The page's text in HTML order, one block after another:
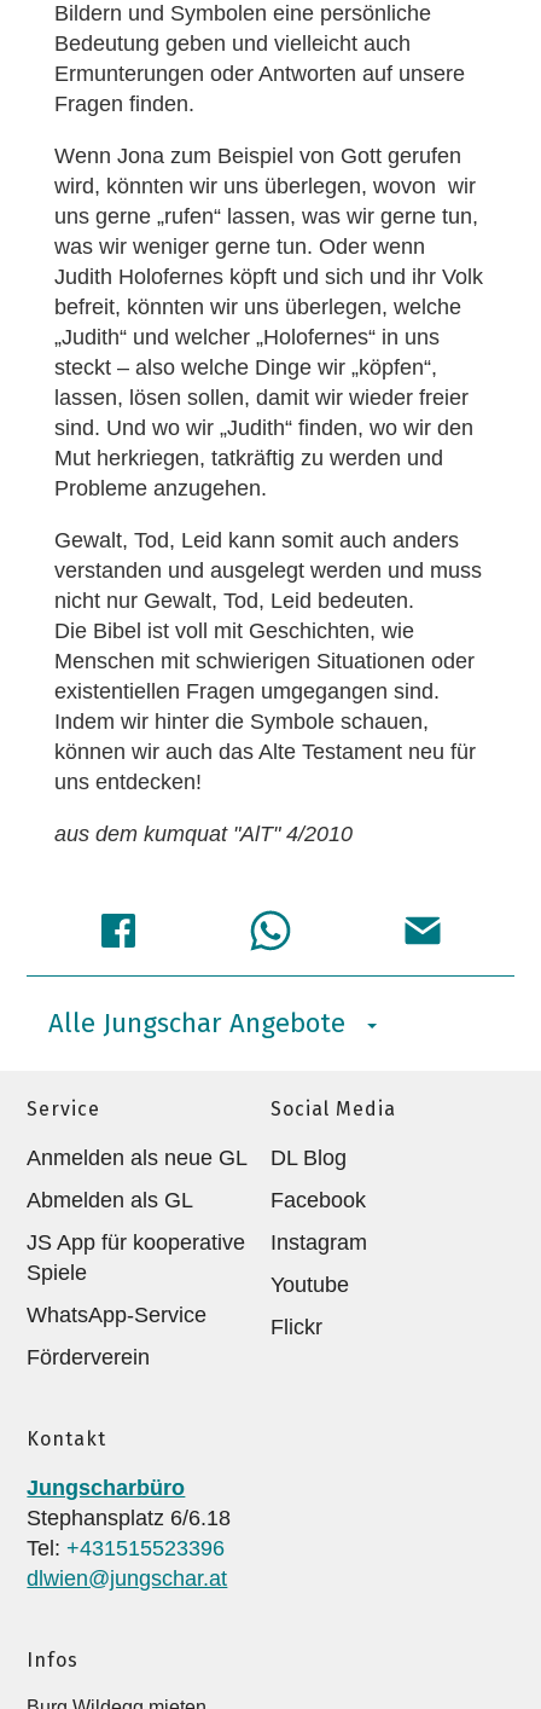
Bildern und Symbolen eine persönliche
Bedeutung geben und vielleicht auch
Ermunterungen oder Antworten auf unsere
Fragen finden.
Wenn Jona zum Beispiel von Gott gerufen
wird, könnten wir uns überlegen, wovon wir
uns gerne „rufen“ lassen, was wir gerne tun,
was wir weniger gerne tun. Oder wenn
Judith Holofernes köpft und sich und ihr Volk
befreit, könnten wir uns überlegen, welche
„Judith“ und welcher „Holofernes“ in uns
steckt – also welche Dinge wir „köpfen“,
lassen, lösen sollen, damit wir wieder freier
sind. Und wo wir „Judith“ finden, wo wir den
Mut herkriegen, tatkräftig zu werden und
Probleme anzugehen.
Gewalt, Tod, Leid kann somit auch anders
verstanden und ausgelegt werden und muss
nicht nur Gewalt, Tod, Leid bedeuten.
Die Bibel ist voll mit Geschichten, wie
Menschen mit schwierigen Situationen oder
existentiellen Fragen umgegangen sind.
Indem wir hinter die Symbole schauen,
können wir auch das Alte Testament neu für
uns entdecken!
aus dem kumquat "AlT" 4/2010
Alle Jungschar Angebote
Service
Anmelden als neue GL
Abmelden als GL
JS App für kooperative
Spiele
WhatsApp-Service
Förderverein
Social Media
DL Blog
Facebook
Instagram
Youtube
Flickr
Kontakt
Jungscharbüro
Stephansplatz 6/6.18
Tel:+431515523396
dlwien@jungschar.at
Infos